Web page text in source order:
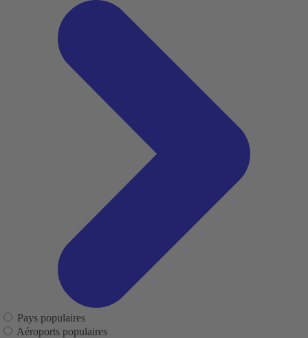
Pays populaires
Aéroports populaires